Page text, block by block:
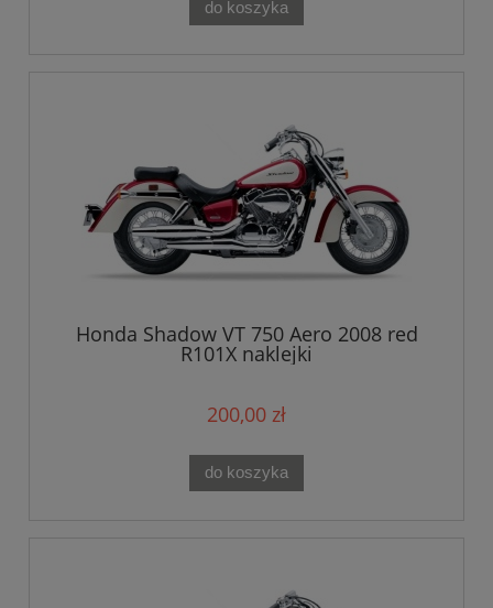
do koszyka
Honda Shadow VT 750 Aero 2008 red
R101X naklejki
200,00 zł
do koszyka